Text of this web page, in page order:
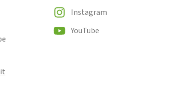
Instagram
YouTube